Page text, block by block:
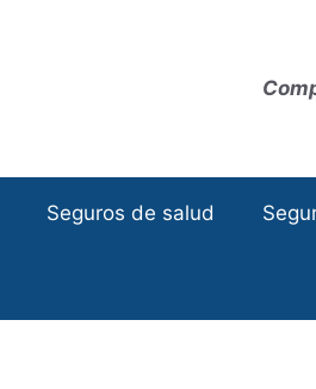
Seguros de salud